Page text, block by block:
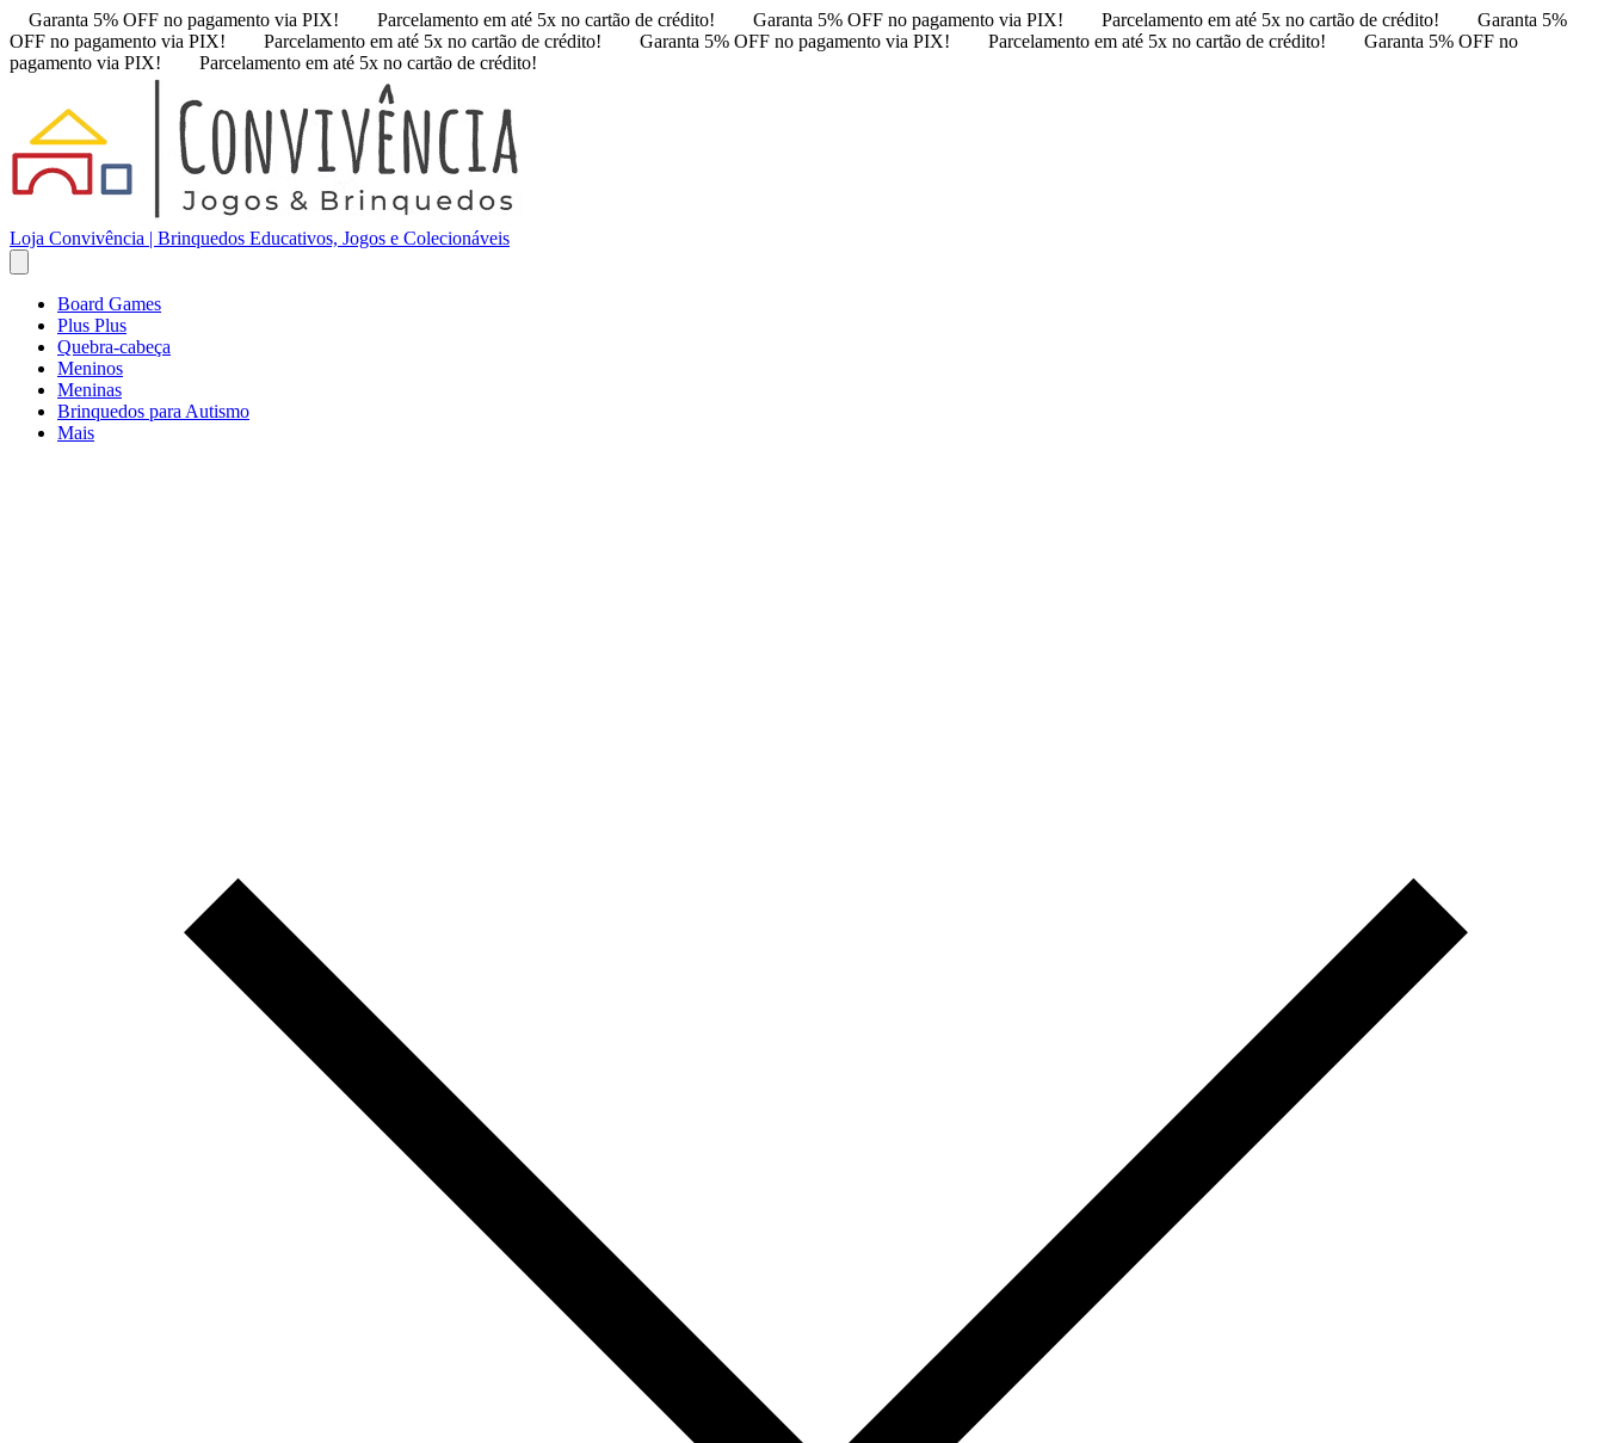
Garanta 5% OFF no pagamento via PIX! Parcelamento em até 5x no cartão de crédito! Garanta 5% OFF no pagamento via PIX! Parcelamento em até 5x no cartão de crédito!
Garanta 5%
OFF no pagamento via PIX!
Parcelamento em até 5x no cartão de crédito! Garanta 5% OFF no pagamento via PIX! Parcelamento em até 5x no cartão de crédito!
Garanta 5% OFF no
pagamento via PIX!
Parcelamento em até 5x no cartão de crédito!
Loja Convivência | Brinquedos Educativos, Jogos e Colecionáveis
Board Games
Plus Plus
Quebra-cabeça
Meninos
Meninas
Brinquedos para Autismo
Mais